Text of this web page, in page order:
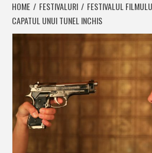
HOME FESTIVALURI
FESTIVALUL
CAPATUL UNUI TUNEL INCHIS